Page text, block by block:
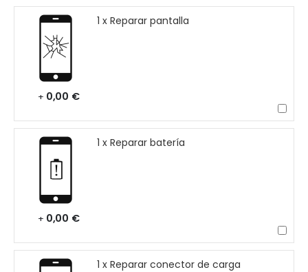
1 x Reparar pantalla
+ 0,00 €
1 x Reparar batería
+ 0,00 €
1 x Reparar conector de carga